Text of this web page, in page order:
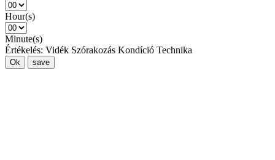
Hour(s)
Minute(s)
Értékelés: Vidék Szórakozás Kondíció Technika
Ok save